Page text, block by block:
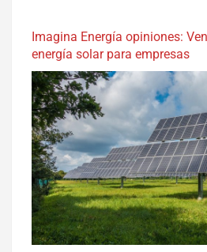
Imagina Energía opiniones:
energía solar para empresas